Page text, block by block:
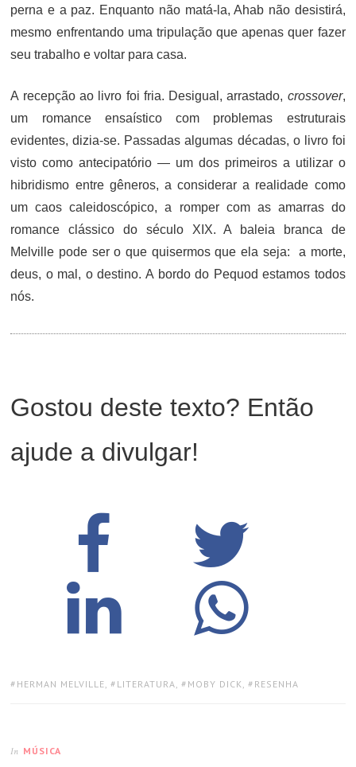
perna e a paz. Enquanto não matá-la, Ahab não desistirá,
mesmo enfrentando uma tripulação que apenas quer fazer
seu trabalho e voltar para casa.
A recepção ao livro foi fria. Desigual, arrastado, crossover,
um romance ensaístico com problemas estruturais
evidentes, dizia-se. Passadas algumas décadas, o livro foi
visto como antecipatório — um dos primeiros a utilizar o
hibridismo entre gêneros, a considerar a realidade como
um caos caleidoscópico, a romper com as amarras do
romance clássico do século XIX. A baleia branca de
Melville pode ser o que quisermos que ela seja: a morte,
deus, o mal, o destino. A bordo do Pequod estamos todos
nós.
Gostou deste texto? Então
ajude a divulgar!
TAGS:
HERMAN MELVILLE, LITERATURA, MOBY DICK, RESENHA
In MÚSICA